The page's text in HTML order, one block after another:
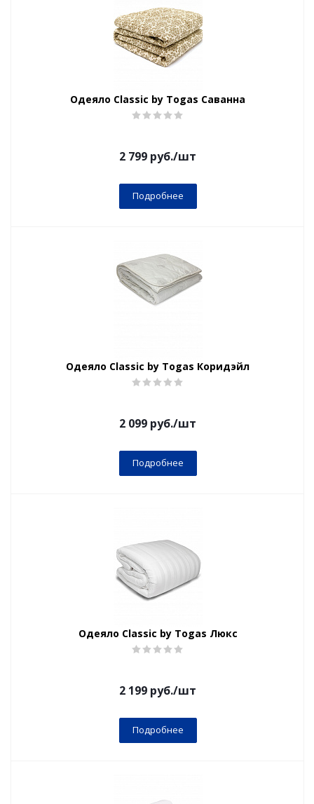
Одеяло Classic by Togas Саванна
2 799 руб./шт
Подробнее
Одеяло Classic by Togas Коридэйл
2 099 руб./шт
Подробнее
Одеяло Classic by Togas Люкс
2 199 руб./шт
Подробнее